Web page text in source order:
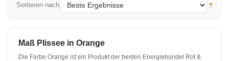
Sortieren nach
Maß Plissee in Orange
Die Farbe Orange ist ein Produkt der beiden Energiebündel Rot &